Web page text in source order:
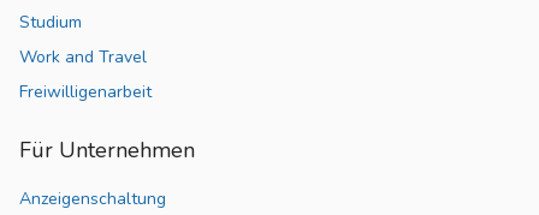
Studium
Work and Travel
Freiwilligenarbeit
Für Unternehmen
Anzeigenschaltung